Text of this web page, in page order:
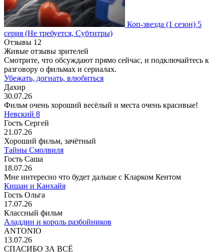
Коп-звезда (1 сезон) 5
серия (Не требуется, Субтитры)
Отзывы 12
Живые отзывы зрителей
Смотрите, что обсуждают прямо сейчас, и подключайтесь к
разговору о фильмах и сериалах.
Убежать, догнать, влюбиться
Дахир
30.07.26
Фильм очень хороший весёлый и места очень красивые!
Невский 8
Гость Сергей
21.07.26
Хороший фильм, зачётный
Тайны Смолвиля
Гость Саша
18.07.26
Мне интересно что будет дальше с Кларком Кентом
Кишан и Канхайя
Гость Ольга
17.07.26
Классный фильм
Аладдин и король разбойников
ANTONIO
13.07.26
СПАСИБО ЗА ВСЁ